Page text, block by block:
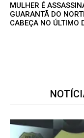
Premium
R$100
MULHER É
GUARANTÃ DO
CABEÇA NO ÚLTIMO